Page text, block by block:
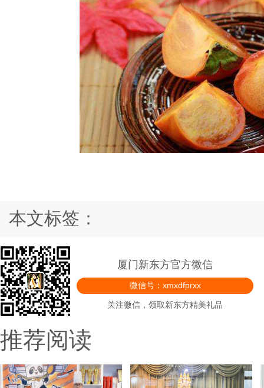
本文标签：
厦门新东方官方微信
微信号：xmxdfprxx
关注微信，领取新东方精美礼品
推荐阅读